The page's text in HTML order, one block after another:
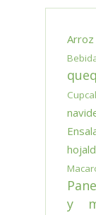
Arroz
y